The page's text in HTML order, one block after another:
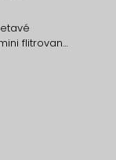
flitrované